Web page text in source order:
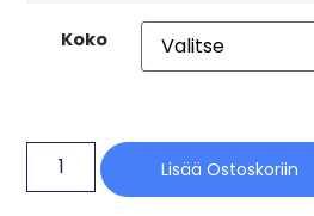
Koko
Lisää Ostoskoriin